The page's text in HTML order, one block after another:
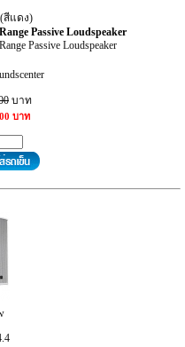
(สีแดง)
Passive Loudspeaker
Passive Loudspeaker
บาท
บาท